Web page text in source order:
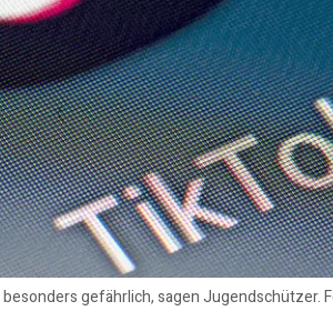
gefährlich, sagen Jugendschützer.